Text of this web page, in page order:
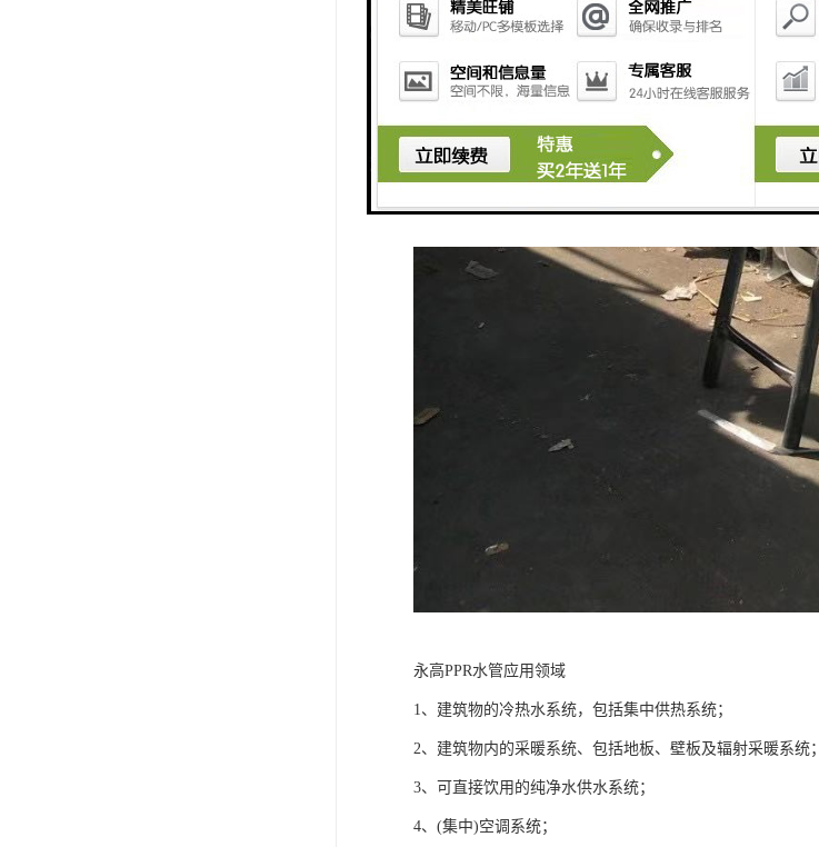
永高PPR水管应用领域
1、建筑物的冷热水系统，包括集中供热系统；
2、建筑物内的采暖系统、包括地板、壁板及辐射采暖系统；
3、可直接饮用的纯净水供水系统；
4、(集中)空调系统；